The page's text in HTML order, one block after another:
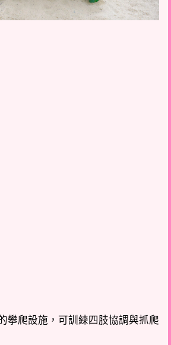
攀爬設施，可訓練四肢協調與抓爬